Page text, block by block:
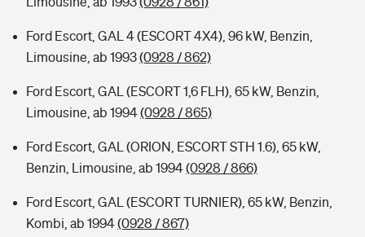
Ford Escort, GAL 4 (ESCORT 4X4), 96 kW, Benzin,
Limousine, ab 1993(0928 / 862)
Ford Escort, GAL (ESCORT 1,6 FLH), 65 kW, Benzin,
Limousine, ab 1994(0928 / 865)
Ford Escort, GAL (ORION, ESCORT STH 1.6), 65 kW,
Benzin, Limousine, ab 1994(0928 / 866)
Ford Escort, GAL (ESCORT TURNIER), 65 kW, Benzin,
Kombi, ab 1994(0928 / 867)